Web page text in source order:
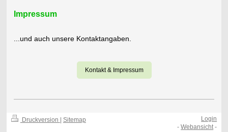
Impressum
...und auch unsere Kontaktangaben.
Kontakt & Impressum
Druckversion Sitemap
Login
-Webansicht-